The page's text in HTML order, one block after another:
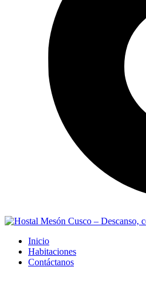
Inicio
Habitaciones
Contáctanos